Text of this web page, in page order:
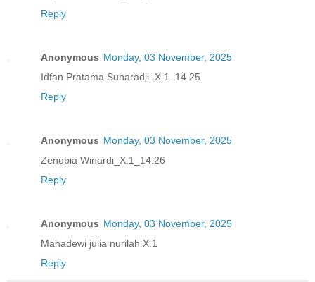
Reply
Anonymous Monday, 03 November, 2025
Idfan Pratama Sunaradji_X.1_14.25
Reply
Anonymous Monday, 03 November, 2025
Zenobia Winardi_X.1_14.26
Reply
Anonymous Monday, 03 November, 2025
Mahadewi julia nurilah X.1
Reply